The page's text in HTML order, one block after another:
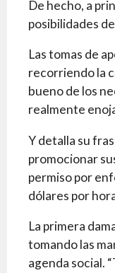
De hecho, a
posibilidades
Las tomas de
recorriendo la
bueno de los
realmente
Y detalla su
promocionar
permiso por
dólares por
La primera
tomando las
agenda social.